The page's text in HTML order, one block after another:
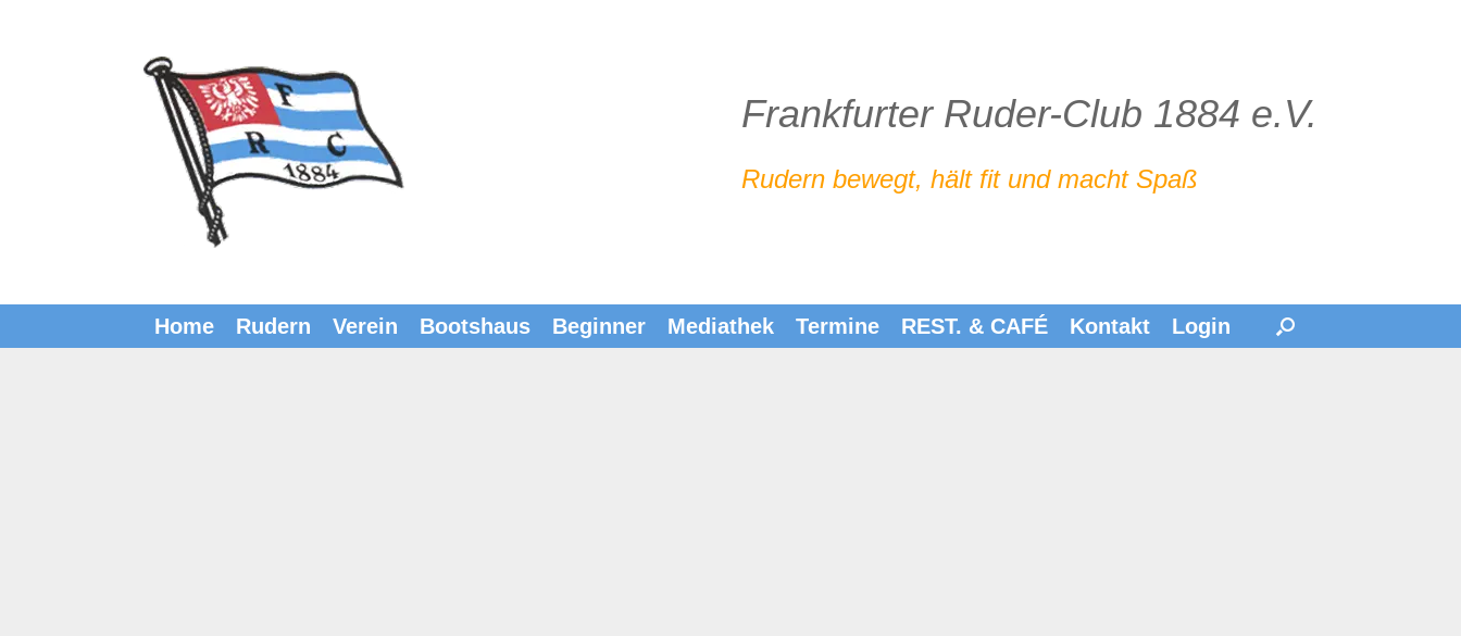
Frankfurter Ruder-Club 1884 e.V.
Rudern bewegt, hält fit und macht Spaß
Home Rudern Verein Bootshaus Beginner Mediathek Termine REST. & CAFÉ Kontakt Login